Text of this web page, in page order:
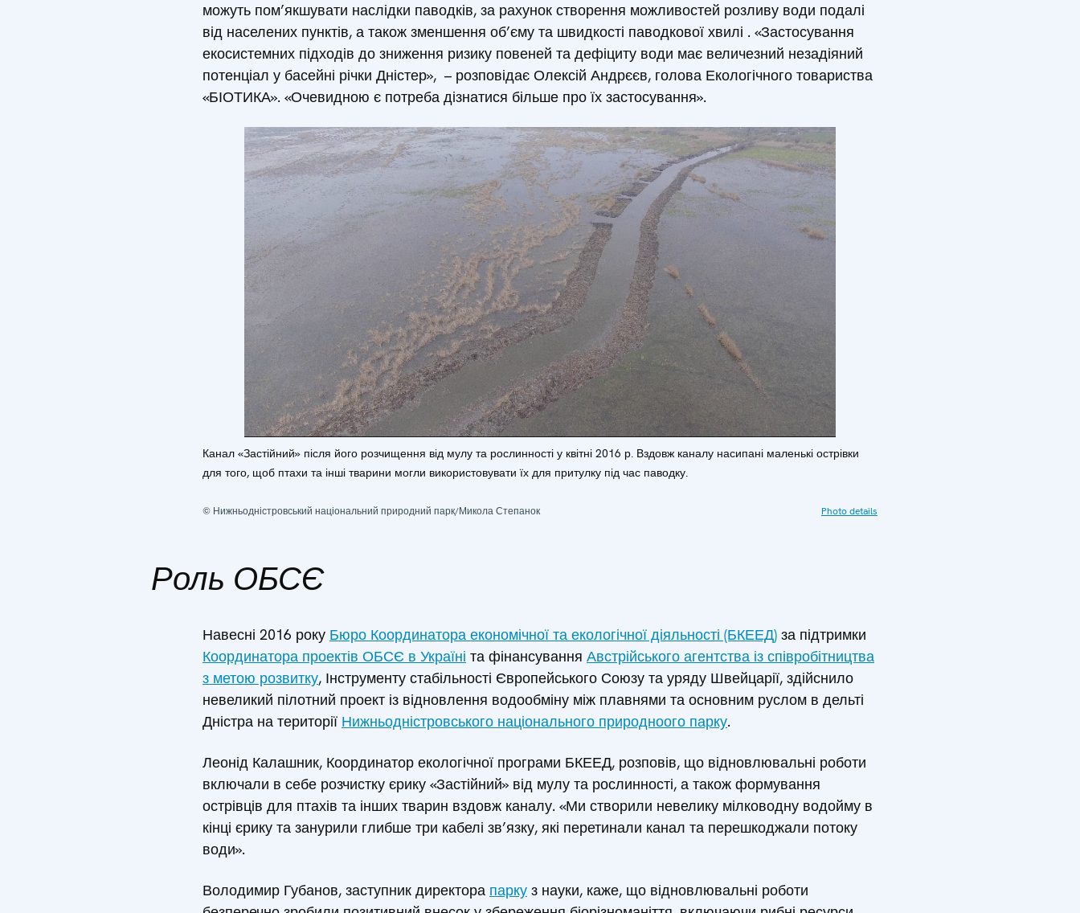
можуть пом’якшувати наслідки паводків, за рахунок створення можливостей розливу води подалі
від населених пунктів, а також зменшення об’єму та швидкості паводкової хвилі . «Застосування
екосистемних підходів до зниження ризику повеней та дефіциту води має величезний незадіяний
потенціал у басейні річки Дністер», – розповідає Олексій Андрєєв, голова Екологічного товариства
«БІОТИКА». «Очевидною є потреба дізнатися більше про їх застосування».
Канал «Застійний» після його розчищення від мулу та рослинності у квітні 2016 р. Вздовж каналу насипані маленькі острівки
для того, щоб птахи та інші тварини могли використовувати їх для притулку під час паводку.
© Нижньодністровський національний природний парк/Микола Степанок Photo details
Роль ОБСЄ
Навесні 2016 року Бюро Координатора економічної та екологічної діяльності (БКЕЕД) за підтримки
Координатора проектів ОБСЄ в Україні та фінансування Австрійського агентства із співробітництва
з метою розвитку, Інструменту стабільності Європейського Союзу та уряду Швейцарії, здійснило
невеликий пілотний проект із відновлення водообміну між плавнями та основним руслом в дельті
Дністра на території Нижньодністровського національного природноого парку.
Леонід Калашник, Координатор екологічної програми БКЕЕД, розповів, що відновлювальні роботи
включали в себе розчистку єрику «Застійний» від мулу та рослинності, а також формування
острівців для птахів та інших тварин вздовж каналу. «Ми створили невелику мілководну водойму в
кінці єрику та занурили глибше три кабелі зв’язку, які перетинали канал та перешкоджали потоку
води».
Володимир Губанов, заступник директора парку з науки, каже, що відновлювальні роботи